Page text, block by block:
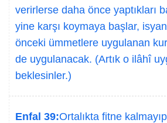
verirlerse daha önce yaptıkları
yine karşı koymaya başlar,
önceki ümmetlere uygulanan
de uygulanacak. (Artık o ilâhî
beklesinler.)
Enfal 39:Ortalıkta fitne